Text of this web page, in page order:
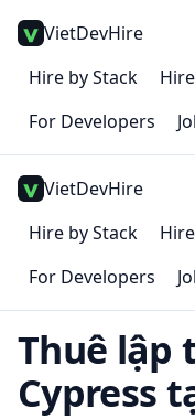
VietDevHire
Hire by Stack
For Developers
VietDevHire
Hire by Stack
For Developers
Thuê lập
Cypress